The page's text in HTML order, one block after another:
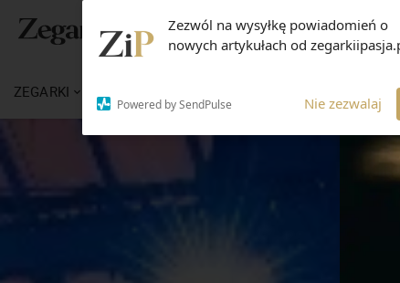
Zezwól na wysyłkę powiadomień o
nowych artykułach od
Powered by SendPulse Nie zezwalaj
ZEGARKI